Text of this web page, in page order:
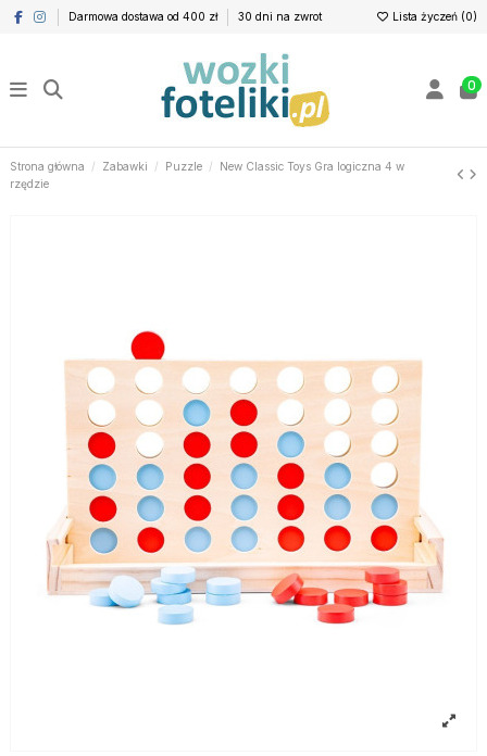
Darmowa dostawa od 400 zł 30 dni na zwrot Lista życzeń (0)
0
Strona główna Zabawki Puzzle
New Classic Toys Gra logiczna 4 w
rzędzie